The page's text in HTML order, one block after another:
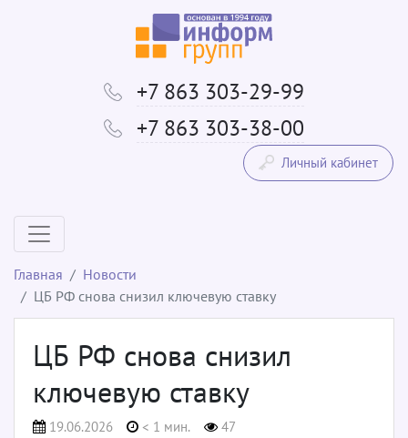
+7 863 303-29-99
+7 863 303-38-00
Личный кабинет
Главная
Новости
ЦБ РФ снова снизил ключевую ставку
ЦБ РФ снова снизил
ключевую ставку
19.06.2026 < 1 мин. 47